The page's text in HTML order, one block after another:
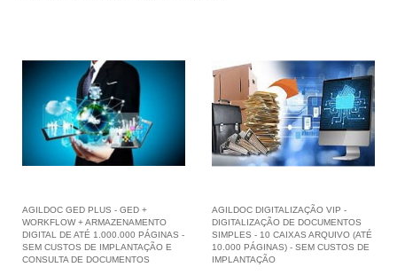
AGILDOC GED PLUS - GED +
WORKFLOW + ARMAZENAMENTO
DIGITAL DE ATÉ 1.000.000 PÁGINAS -
SEM CUSTOS DE IMPLANTAÇÃO E
CONSULTA DE DOCUMENTOS
AGILDOC DIGITALIZAÇÃO VIP -
DIGITALIZAÇÃO DE DOCUMENTOS
SIMPLES - 10 CAIXAS ARQUIVO (ATÉ
10.000 PÁGINAS) - SEM CUSTOS DE
IMPLANTAÇÃO